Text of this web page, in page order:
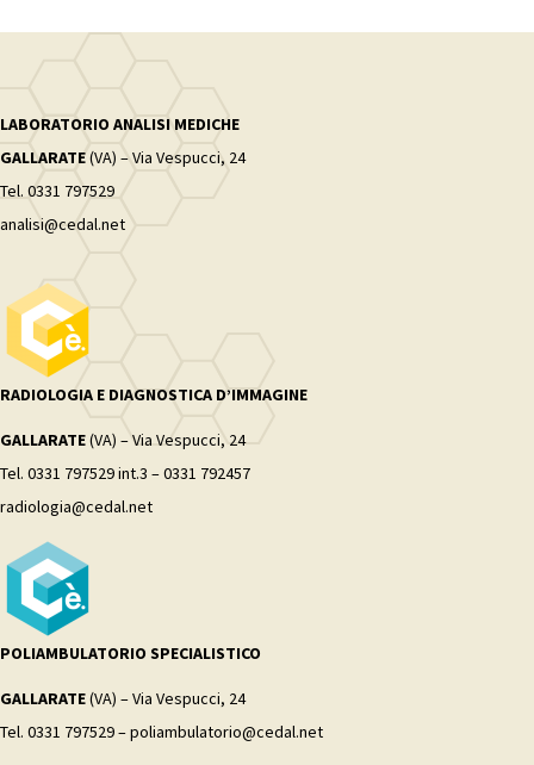
LABORATORIO ANALISI MEDICHE
GALLARATE(VA) – Via Vespucci, 24
Tel. 0331 797529
analisi@cedal.net
RADIOLOGIA E DIAGNOSTICA D’IMMAGINE
GALLARATE(VA) – Via Vespucci, 24
Tel. 0331 797529 int.3 – 0331 792457
radiologia@cedal.net
POLIAMBULATORIO SPECIALISTICO
GALLARATE(VA) – Via Vespucci, 24
Tel. 0331 797529 – poliambulatorio@cedal.net